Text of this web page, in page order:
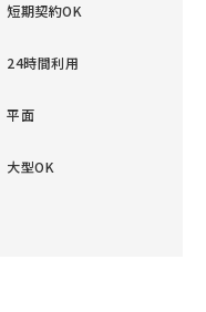
短期契約OK
24時間利用
平面
大型OK